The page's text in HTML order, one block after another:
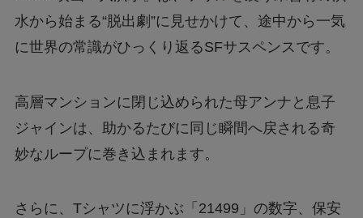
水から始まる“脱出劇”に見せかけて、途中から一気
に世界の常識がひっくり返るSFサスペンスです。
高層マンションに閉じ込められた母アンナと息子
ジャインは、助かるたびに同じ瞬間へ戻される奇
妙なループに巻き込まれます。
さらに、Tシャツに浮かぶ「21499」の数字、保安